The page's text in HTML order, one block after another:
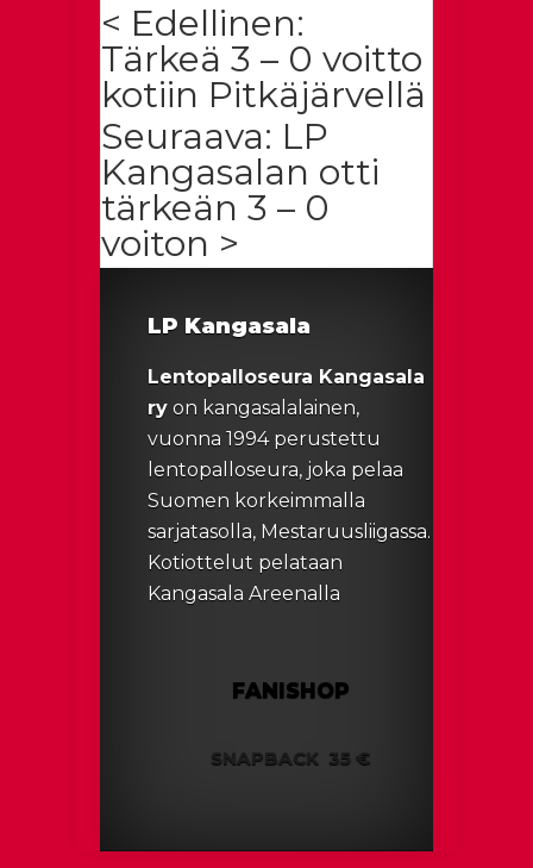
< Edellinen:
Tärkeä 3 – 0 voitto
kotiin Pitkäjärvellä
Seuraava: LP
Kangasalan otti
tärkeän 3 – 0
voiton >
LP Kangasala
Lentopalloseura Kangasala
ry on kangasalalainen,
vuonna 1994 perustettu
lentopalloseura, joka pelaa
Suomen korkeimmalla
sarjatasolla, Mestaruusliigassa.
Kotiottelut pelataan
Kangasala Areenalla
FANISHOP
SNAPBACK 35 €